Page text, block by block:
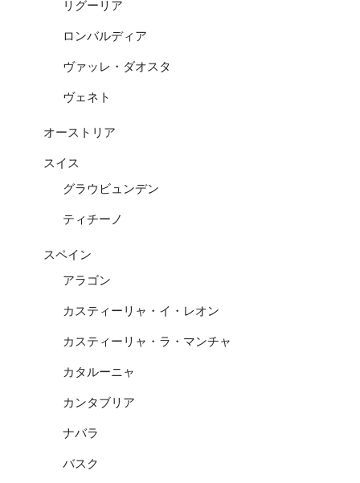
リグーリア
ロンバルディア
ヴァッレ・ダオスタ
ヴェネト
オーストリア
スイス
グラウビュンデン
ティチーノ
スペイン
アラゴン
カスティーリャ・イ・レオン
カスティーリャ・ラ・マンチャ
カタルーニャ
カンタブリア
ナバラ
バスク